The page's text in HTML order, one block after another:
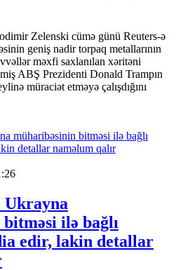
Zelenski cümə günü Reuters-ə
geniş nadir torpaq metallarının
məxfi saxlanılan xəritəni
ABŞ Prezidenti Donald Trampın
müraciət etməyə çalışdığını
Ukrayna
ilə bağlı
edir, lakin detallar